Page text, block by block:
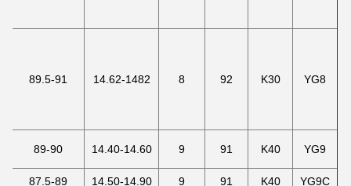
YG8
K30
92
8
14.62-1482
89.5-91
YG9
K40
91
9
14.40-14.60
89-90
YG9C
K40
91
9
14.50-14.90
87.5-89